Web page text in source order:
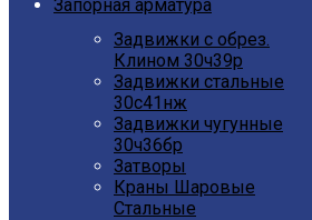
Запорная арматура
Задвижки с обрез.
Клином 30ч39р
Задвижки стальные
30с41нж
Задвижки чугунные
30ч36бр
Затворы
Краны Шаровые
Стальные